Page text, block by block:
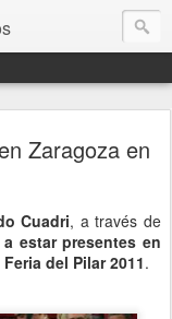
Zaragoza en
Cuadri, a través de
estar presentes en
del Pilar 2011.